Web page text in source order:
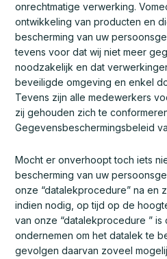
onrechtmatige verwerking.
ontwikkeling van producten en
bescherming van uw
tevens voor dat wij niet meer
noodzakelijk en dat
beveiligde omgeving en enkel
Tevens zijn alle medewerkers
zij gehouden zich te
Gegevensbeschermingsbeleid
Mocht er onverhoopt toch iets
bescherming van uw
onze “datalekprocedure” na en
indien nodig, op tijd op de
van onze “datalekprocedure ” is
ondernemen om het datalek te
gevolgen daarvan zoveel